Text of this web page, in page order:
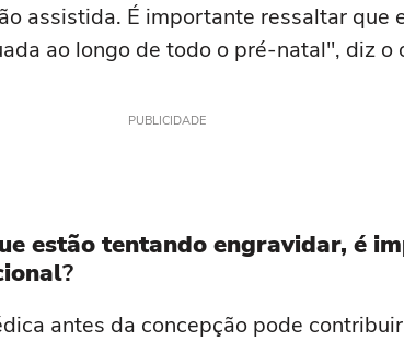
assistida. É importante ressaltar que
ao longo de todo o pré-natal", diz o
PUBLICIDADE
estão tentando engravidar, é
?
antes da concepção pode